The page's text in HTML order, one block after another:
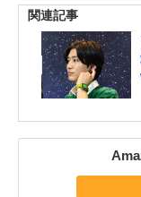
関連記事